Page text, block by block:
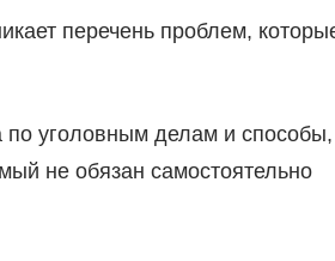
перечень проблем,
по уголовным делам и способы,
не обязан самостоятельно